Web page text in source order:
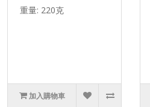
重量: 220克
加入購物車